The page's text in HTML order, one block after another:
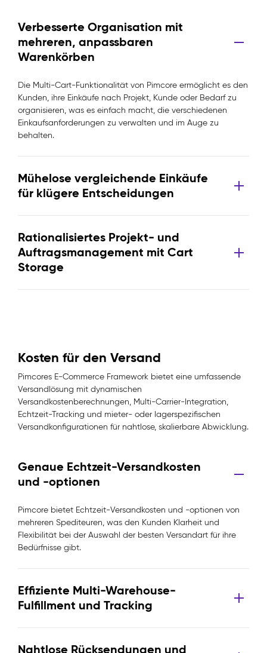
Verbesserte Organisation mit
mehreren, anpassbaren
Warenkörben
Die Multi-Cart-Funktionalität von Pimcore ermöglicht es den
Kunden, ihre Einkäufe nach Projekt, Kunde oder Bedarf zu
organisieren, was es einfach macht, die verschiedenen
Einkaufsanforderungen zu verwalten und im Auge zu
behalten.
Mühelose vergleichende Einkäufe
für klügere Entscheidungen
Rationalisiertes Projekt- und
Auftragsmanagement mit Cart
Storage
Kosten für den Versand
Pimcores E-Commerce Framework bietet eine umfassende
Versandlösung mit dynamischen
Versandkostenberechnungen, Multi-Carrier-Integration,
Echtzeit-Tracking und mieter- oder lagerspezifischen
Versandkonfigurationen für nahtlose, skalierbare Abwicklung.
Genaue Echtzeit-Versandkosten
und -optionen
Pimcore bietet Echtzeit-Versandkosten und -optionen von
mehreren Spediteuren, was den Kunden Klarheit und
Flexibilität bei der Auswahl der besten Versandart für ihre
Bedürfnisse gibt.
Effiziente Multi-Warehouse-
Fulfillment und Tracking
Nahtlose Rücksendungen und